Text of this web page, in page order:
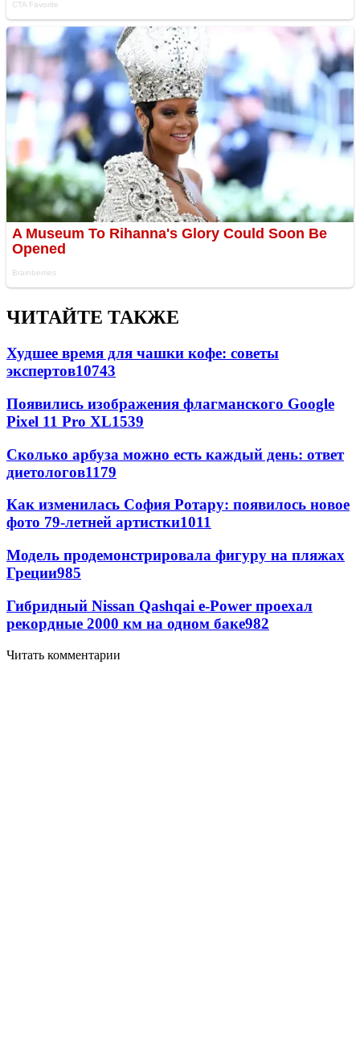
ЧИТАЙТЕ ТАКЖЕ
Худшее время для чашки кофе: советы
экспертов10743
Появились изображения флагманского Google
Pixel 11 Pro XL1539
Сколько арбуза можно есть каждый день: ответ
диетологов1179
Как изменилась София Ротару: появилось новое
фото 79-летней артистки1011
Модель продемонстрировала фигуру на пляжах
Греции985
Гибридный Nissan Qashqai e-Power проехал
рекордные 2000 км на одном баке982
Читать комментарии